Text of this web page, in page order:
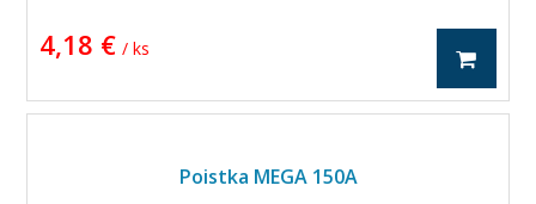
4,18 € / ks
Poistka MEGA 150A